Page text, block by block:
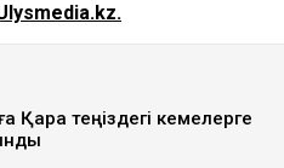
Қара теңіздегі кемелерге